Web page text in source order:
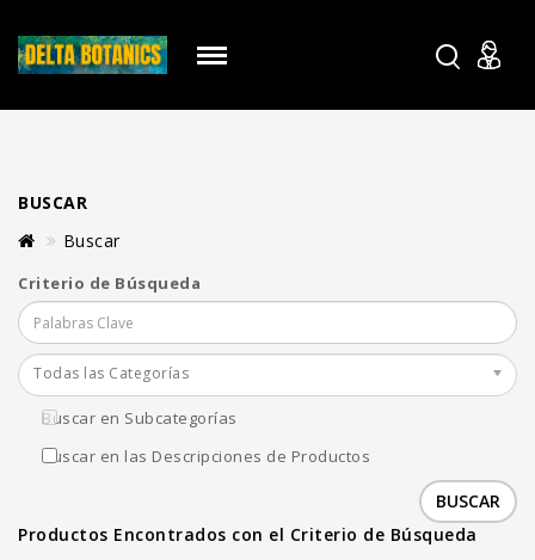
BUSCAR
Buscar
Criterio de Búsqueda
Todas las Categorías
Buscar en Subcategorías
Buscar en las Descripciones de Productos
Productos Encontrados con el Criterio de Búsqueda